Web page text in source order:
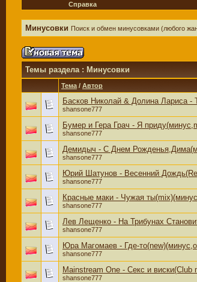
Справка
Минусовки Поиск и обмен минусовками (любого
Темы раздела: Минусовки
Тема / Автор
Басков Николай & Долина Лариса -
shansone777
Бумер и Гера Грач - Я
shansone777
Демидыч - С Днем
shansone777
Юрий Шатунов - Весенний
shansone777
Красные маки - Чужая
shansone777
Лев Лещенко - На Трибунах
shansone777
Юра Магомаев - Где-
shansone777
Mainstream One - Секс и
shansone777